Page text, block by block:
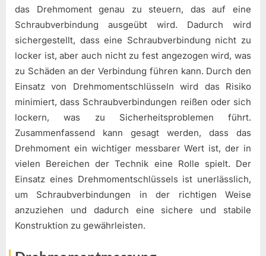
das Drehmoment genau zu steuern, das auf eine
Schraubverbindung ausgeübt wird. Dadurch wird
sichergestellt, dass eine Schraubverbindung nicht zu
locker ist, aber auch nicht zu fest angezogen wird, was
zu Schäden an der Verbindung führen kann. Durch den
Einsatz von Drehmomentschlüsseln wird das Risiko
minimiert, dass Schraubverbindungen reißen oder sich
lockern, was zu Sicherheitsproblemen führt.
Zusammenfassend kann gesagt werden, dass das
Drehmoment ein wichtiger messbarer Wert ist, der in
vielen Bereichen der Technik eine Rolle spielt. Der
Einsatz eines Drehmomentschlüssels ist unerlässlich,
um Schraubverbindungen in der richtigen Weise
anzuziehen und dadurch eine sichere und stabile
Konstruktion zu gewährleisten.